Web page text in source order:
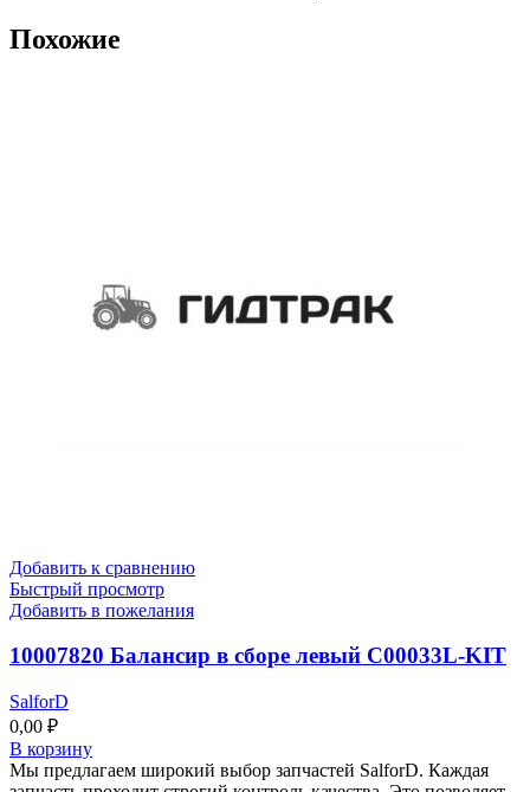
Похожие
Добавить к сравнению
Быстрый просмотр
Добавить в пожелания
10007820 Балансир в сборе левый C00033L-KIT
SalforD
0,00 ₽
В корзину
Мы предлагаем широкий выбор запчастей SalforD. Каждая